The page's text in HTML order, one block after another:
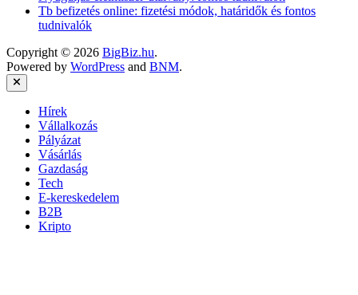
Tb befizetés online: fizetési módok, határidők és fontos
tudnivalók
Copyright © 2026 BigBiz.hu.
Powered by WordPress and BNM.
Close
Hírek
Vállalkozás
Pályázat
Vásárlás
Gazdaság
Tech
E-kereskedelem
B2B
Kripto